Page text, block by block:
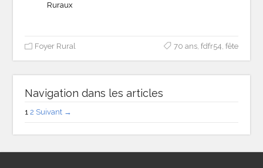
Ruraux
Foyer Rural 70 ans, fdfr54, fête
Navigation dans les articles
1 2 Suivant →